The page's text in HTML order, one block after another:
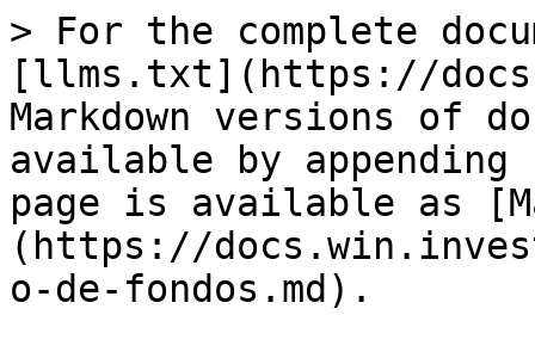
> For the complete
[llms.txt](https://
Markdown versions of
available by
page is available as
(https://
o-de-fondos.md).